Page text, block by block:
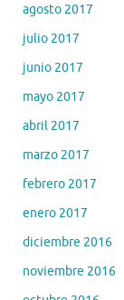
agosto 2017
julio 2017
junio 2017
mayo 2017
abril 2017
marzo 2017
febrero 2017
enero 2017
diciembre 2016
noviembre 2016